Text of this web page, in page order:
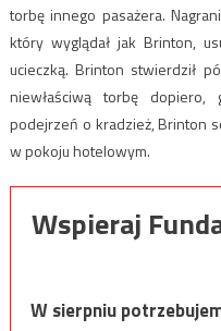
torbę innego pasażera.
który wyglądał jak Brinton,
ucieczką. Brinton stwierdził
niewłaściwą torbę
podejrzeń o kradzież, Brinton
w pokoju hotelowym.
Wspieraj
W sierpniu